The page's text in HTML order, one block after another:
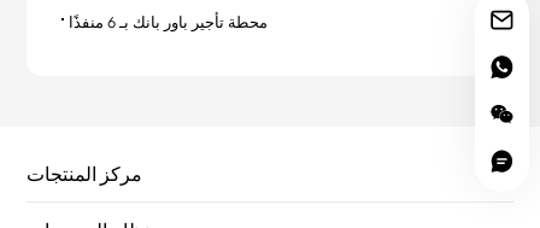
محطة تأجير باور بانك بـ 6 منفذًا
مركز المنتجات